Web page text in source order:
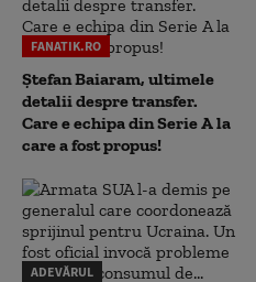
FANATIK.RO
Ștefan Baiaram, ultimele
detalii despre transfer.
Care e echipa din Serie A la
care a fost propus!
ADEVĂRUL